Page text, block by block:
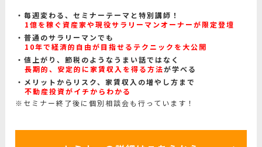
毎週変わる、セミナーテーマと特別講師！
1億を稼ぐ資産家や現役サラリーマンオーナーが限定登壇
普通のサラリーマンでも
10年で経済的自由が目指せるテクニックを大公開
値上がり、節税のようなうまい話ではなく
長期的、安定的に家賃収入を得る方法が学べる
メリットからリスク、家賃収入の増やし方まで
不動産投資がイチからわかる
※セミナー終了後に個別相談会も行っています！